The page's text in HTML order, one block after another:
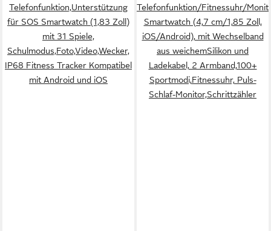
Telefonfunktion,Unterstützung
für SOS Smartwatch (1,83 Zoll)
mit 31 Spiele,
Schulmodus,Foto,Video,Wecker,
IP68 Fitness Tracker Kompatibel
mit Android und iOS
Telefonfunktion/Fitnessuhr/
Smartwatch (4,7 cm/1,85 Zoll,
iOS/Android), mit Wechselband
aus weichemSilikon und
Ladekabel, 2 Armband,100+
Sportmodi,Fitnessuhr, Puls-
Schlaf-Monitor,Schrittzähler